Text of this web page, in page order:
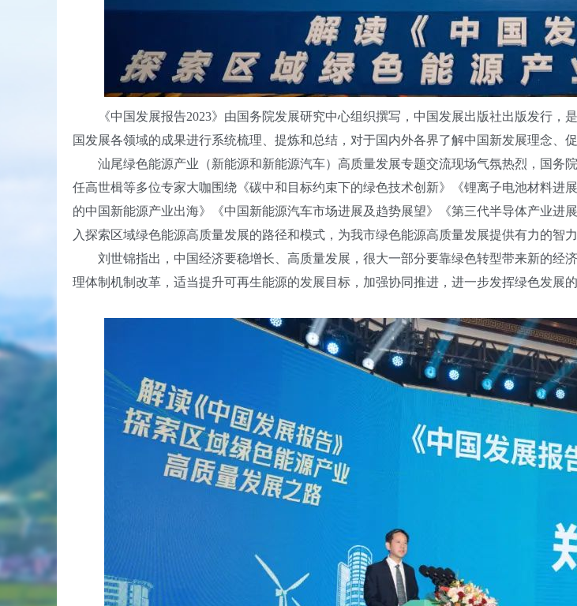
《中国发展报告2023》由国务院发展研究中心组织撰写，中国发展出版社出版发行，
国发展各领域的成果进行系统梳理、提炼和总结，对于国内外各界了解中国新发展理念、
汕尾绿色能源产业（新能源和新能源汽车）高质量发展专题交流现场气氛热烈，国务
任高世楫等多位专家大咖围绕《碳中和目标约束下的绿色技术创新》《锂离子电池材料
的中国新能源产业出海》《中国新能源汽车市场进展及趋势展望》《第三代半导体产业
入探索区域绿色能源高质量发展的路径和模式，为我市绿色能源高质量发展提供有力的智力
刘世锦指出，中国经济要稳增长、高质量发展，很大一部分要靠绿色转型带来新的经
理体制机制改革，适当提升可再生能源的发展目标，加强协同推进，进一步发挥绿色发展